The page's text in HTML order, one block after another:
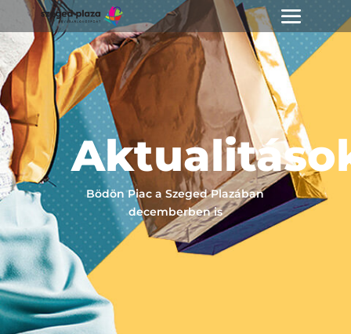
Bödön Piac a Szeged Plazában
decemberben is